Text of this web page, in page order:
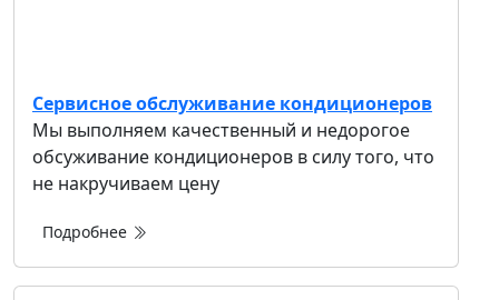
Сервисное обслуживание кондиционеров
Мы выполняем качественный и недорогое
обсуживание кондиционеров в силу того, что
не накручиваем цену
Подробнее